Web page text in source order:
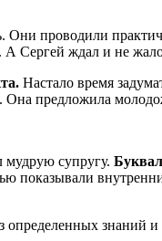
проводили
А Сергей ждал и не
Настало время
предложила
мудрую супругу.
знаний